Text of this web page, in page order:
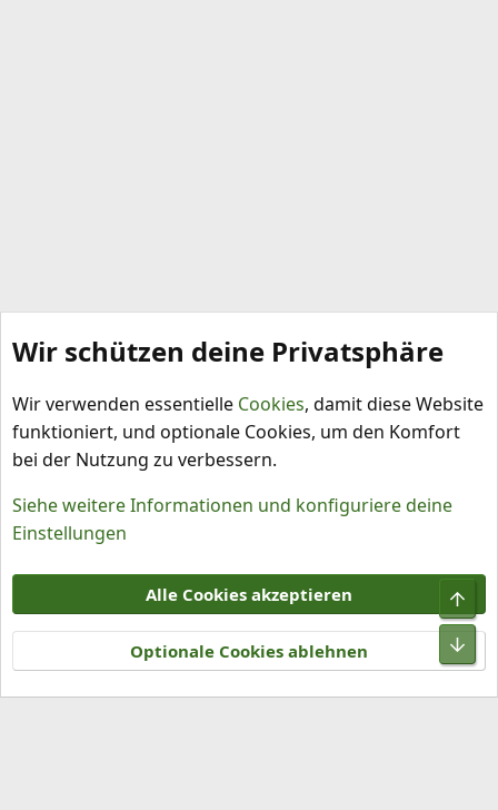
Schlagworte
Nutzungsbedingungen
Datenschutz
Hilfe und Impressum
R
S
S
Community platform by XenForo® © 2010-2026 XenForo Ltd.
Wir schützen deine Privatsphäre
Wir verwenden essentielle Cookies, damit diese Website
funktioniert, und optionale Cookies, um den Komfort
bei der Nutzung zu verbessern.
Siehe weitere Informationen und konfiguriere deine
Einstellungen
Alle Cookies akzeptieren
Optionale Cookies ablehnen